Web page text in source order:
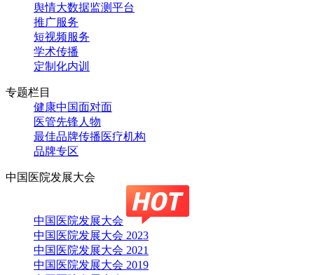
舆情大数据监测平台
推广服务
短视频服务
学术传播
定制化内训
专题栏目
健康中国面对面
医管先锋人物
最佳品牌传播医疗机构
品牌专区
中国医院发展大会
中国医院发展大会
中国医院发展大会 2023
中国医院发展大会 2021
中国医院发展大会 2019